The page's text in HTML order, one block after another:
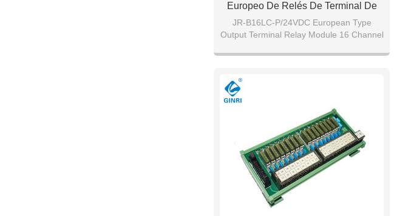
Europeo De Relés De Terminal De
Salida 16 Calle 20 Conectores IDC /
Mil
JR-B16LC-P/24VDC European Type
Output Terminal Relay Module 16 Channel